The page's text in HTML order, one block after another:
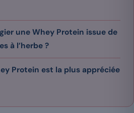
une Whey Protein issue de
à l’herbe ?
Protein est la plus appréciée